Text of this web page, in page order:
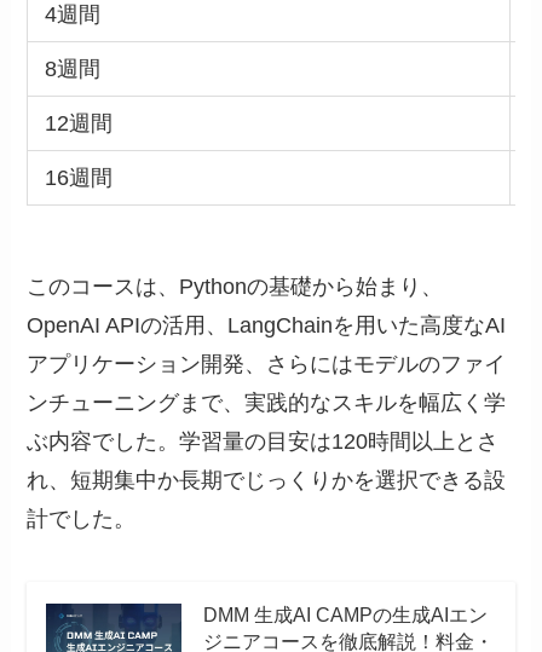
4週間
8週間
12週間
16週間
このコースは、Pythonの基礎から始まり、
OpenAI APIの活用、LangChainを用いた高度なAI
アプリケーション開発、さらにはモデルのファイ
ンチューニングまで、実践的なスキルを幅広く学
ぶ内容でした。学習量の目安は120時間以上とさ
れ、短期集中か長期でじっくりかを選択できる設
計でした。
DMM 生成AI CAMPの生成AIエン
ジニアコースを徹底解説！料金・